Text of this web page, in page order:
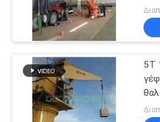
SITEMAP
ΠΟΛΙΤΙΚΉ
ΑΠΟΡΡΉΤΟΥ
Υδραυλικός
αρπαγών
5T